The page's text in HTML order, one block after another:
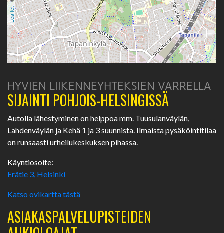
Leaflet
HYVIEN LIIKENNEYHTEKSIEN VARRELLA
SIJAINTI POHJOIS-HELSINGISSÄ
Autolla lähestyminen on helppoa mm. Tuusulanväylän,
Lahdenväylän ja Kehä 1 ja 3 suunnista. Ilmaista pysäköintitilaa
on runsaasti urheilukeskuksen pihassa.
Käyntiosoite:
Erätie 3, Helsinki
Katso ovikartta tästä
ASIAKASPALVELUPISTEIDEN